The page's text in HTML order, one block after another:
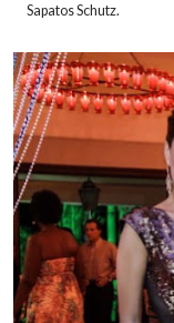
Sapatos Schutz.